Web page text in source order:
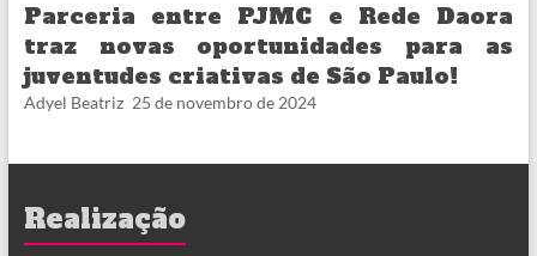
Parceria entre PJMC e Rede Daora
traz novas oportunidades para as
juventudes criativas de São Paulo!
Adyel Beatriz 25 de novembro de 2024
Realização